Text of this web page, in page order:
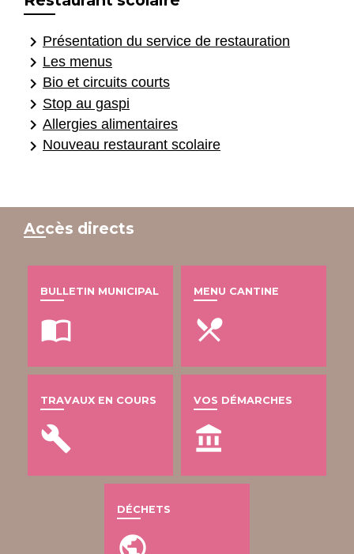
keyboard_arrow_right Présentation du service de restauration
keyboard_arrow_right Les menus
keyboard_arrow_right Bio et circuits courts
keyboard_arrow_right Stop au gaspi
keyboard_arrow_right Allergies alimentaires
keyboard_arrow_right Nouveau restaurant scolaire
Accès directs
BULLETIN MUNICIPAL
import_contacts
MENU CANTINE
local_dining
TRAVAUX EN COURS
build
VOS DÉMARCHES
account_balance
DÉCHETS
public